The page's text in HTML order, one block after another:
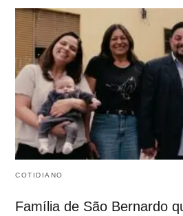
COTIDIANO
Família de São Bernardo